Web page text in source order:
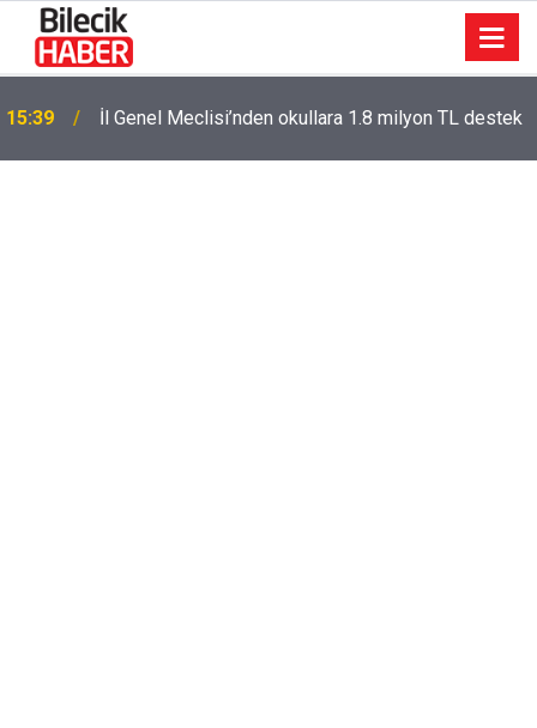
15:39 İl Genel Meclisi’nden okullara 1.8 milyon TL destek